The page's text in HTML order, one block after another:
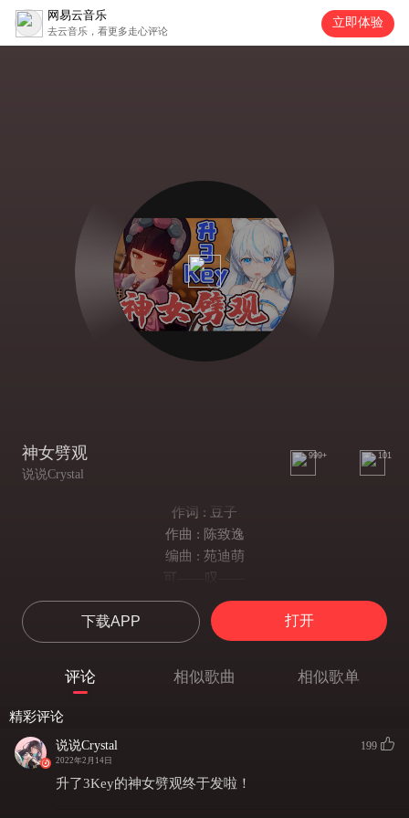
网易云音乐
去云音乐，看更多走心评论
立即体验
神女劈观
说说Crystal
999+ 101
作词 : 豆子
作曲 : 陈致逸
编曲 : 苑迪萌
可——叹——
秋鸿折单复难双
痴人痴怨恨迷狂
只因那邪牲祭伏定祸殃
凡缘朦朦仙缘滔
鹤归不见昔华表
下载APP 打开
评论 相似歌曲 相似歌单
精彩评论
说说Crystal
2022年2月14日
199
升了3Key的神女劈观终于发啦！